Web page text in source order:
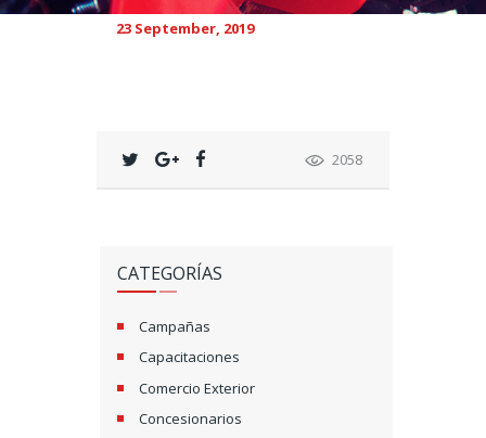
23 September, 2019
2058
CATEGORÍAS
Campañas
Capacitaciones
Comercio Exterior
Concesionarios